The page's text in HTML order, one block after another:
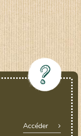
Accéder